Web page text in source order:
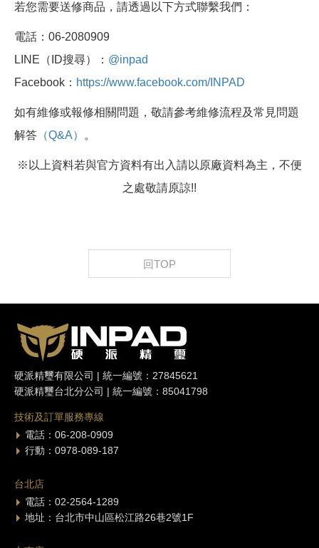
若您需要送修商品，請透過以下方式聯繫我們：
電話：06-2080909
LINE（ID搜尋）： @inpad
Facebook： https://www.facebook.com/INPAD
如有維修或報修相關問題，敬請參考維修流程及常見問題
解答 （Q&A） 。
※以上資料若與官方資料有出入請以原廠資料為主，不便
之處敬請原諒!!
回TOP
硬派精璽有限公司 | 統一編號：27845621
硬派精璽台北分公司 | 統一編號：85041798
技術及訂單服務專線
電話：06-208-0909
行動：0978-089-187
台北店
電話：02-2564-1289
地址：台北市中山區松江路26巷2號1F